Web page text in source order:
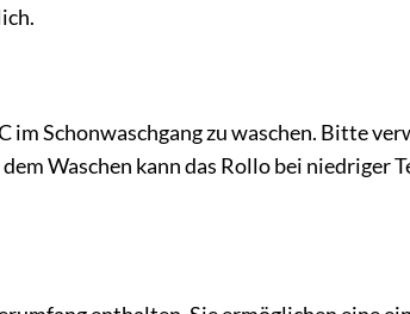
Schonwaschgang zu waschen. Bitte
Waschen kann das Rollo bei niedriger